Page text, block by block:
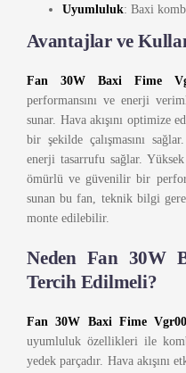
Uyumluluk: Baxi
Avantajlar ve
Fan 30W Baxi Fime
performansını ve enerji
sunar. Hava akışını optimize
bir şekilde çalışmasını
enerji tasarrufu sağlar.
ömürlü ve güvenilir bir
sunan bu fan, teknik bilgi
monte edilebilir.
Neden Fan 30W
Tercih Edilmeli?
Fan 30W Baxi Fime
uyumluluk özellikleri ile
yedek parçadır. Hava